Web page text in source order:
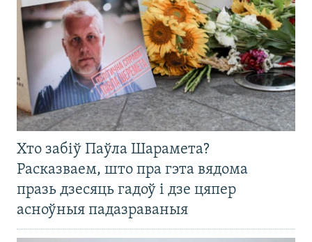
Хто забіў Паўла Шарамета?
Расказваем, што пра гэта вядома
празь дзесяць гадоў і дзе цяпер
асноўныя падазраваныя